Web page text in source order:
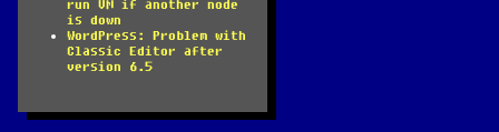
run VM if another node
is down
WordPress: Problem with
Classic Editor after
version 6.5